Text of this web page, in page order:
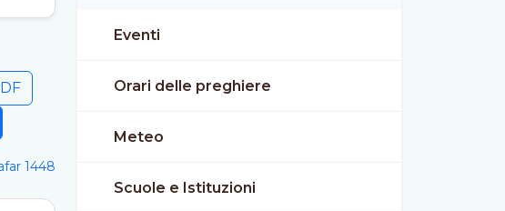
1448
Eventi
Orari delle preghiere
Meteo
Scuole e Istituzioni